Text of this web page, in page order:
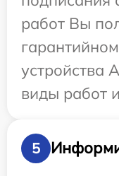
работ Вы
устройства
виды работ
5